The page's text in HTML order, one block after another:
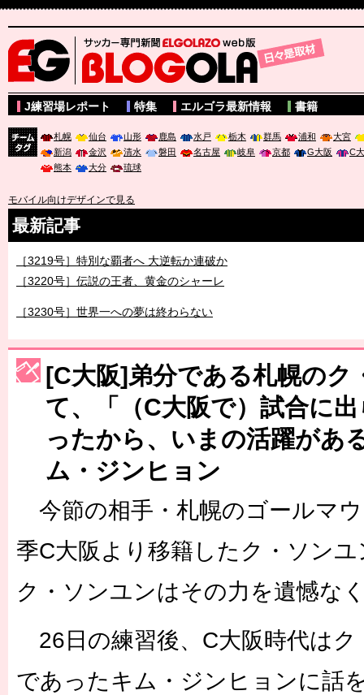
サッカー専門新聞ELGOLAZO web版 BLOGOLA
J練習場レポート 特集 エルゴラ最新情報 書籍
札幌 仙台 山形 鹿島 水戸 栃木 群馬 浦和
大宮
新潟
金沢 清水 磐田 名古屋 岐阜 京都 G大阪
C
熊本
大分 琉球
モバイル向けデザインで見る
最新記事
［3219号］特別な覇者へ 大逆転か連破か
［3220号］伝説の王者、黄金のシャーレ
［3230号］世界一への夢は終わらない
［3223号］一丸。日本出陣
［3222号］史上最大のW杯開幕 注目は「個」
[C大阪]弟分である札幌のク
て、「（C大阪で）試合に
ったから、いまの活躍があ
ム・ジンヒョン
今節の相手・札幌のゴールマ
季C大阪より移籍したク・ソン
ク・ソンユンはその力を遺憾な
26日の練習後、C大阪時代はク
であったキム・ジンヒョンに話